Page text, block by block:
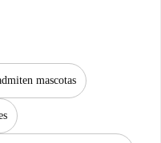
mascotas